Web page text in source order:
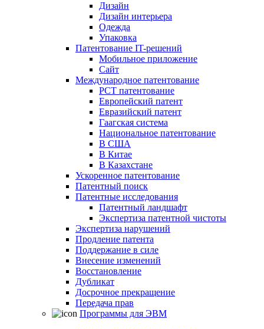
Дизайн
Дизайн интерьера
Одежда
Упаковка
Патентование IT-решений
Мобильное приложение
Сайт
Международное патентование
PCT патентование
Европейский патент
Евразийский патент
Гаагская система
Национальное патентование
В США
В Китае
В Казахстане
Ускоренное патентование
Патентный поиск
Патентные исследования
Патентный ландшафт
Экспертиза патентной чистоты
Экспертиза нарушений
Продление патента
Поддержание в силе
Внесение изменений
Восстановление
Дубликат
Досрочное прекращение
Передача прав
Программы для ЭВМ